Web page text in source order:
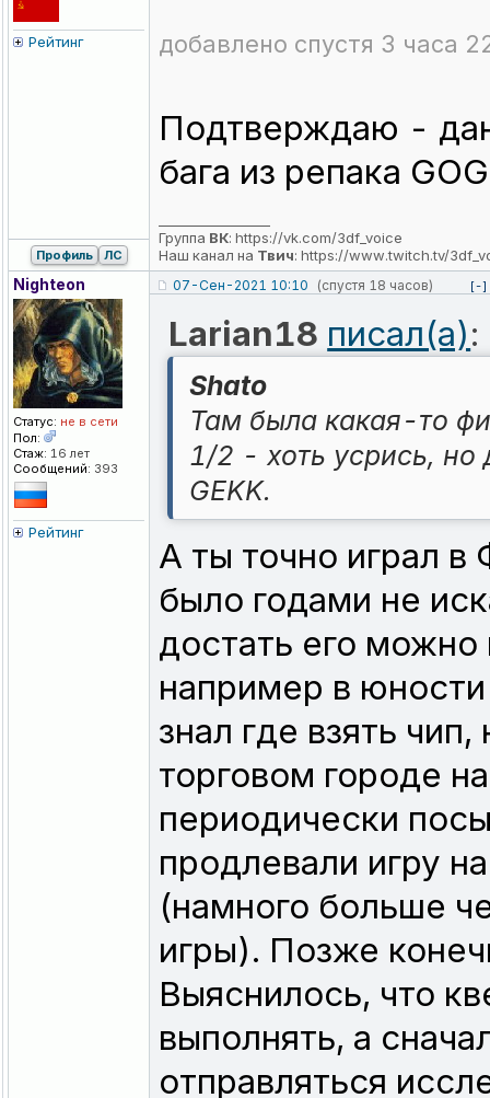
Рейтинг добавлено спустя 3 часа
Подтверждаю -
бага из репака
Группа ВК: https://vk.com/3df_voice
Наш канал на Твич: https://www.twitch.tv/
Профиль ЛС
Nighteon
Статус: не в сети
Пол:
Стаж: 16 лет
Сообщений: 393
Рейтинг
07-Сен-2021 10:10 (спустя 18 часов) [-]
Larian18 писал(а):
Shato
Там была какая-то
1/2 - хоть усрись, но
GEKK.
А ты точно играл
было годами не
достать его
например в
знал где взять
торговом городе
периодически
продлевали игру
(намного больше
игры). Позже
Выяснилось, что
выполнять, а
отправляться